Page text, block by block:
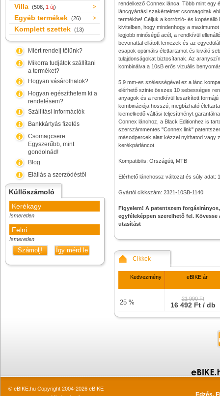
Villa (508, 1 új)
Egyéb termékek (26)
Komplett szettek (13)
Miért rendelj tőlünk?
Mikorra tudjátok szállítani
a terméket?
Hogyan vásárolhatok?
Hogyan egészíthetem ki a
rendelésem?
Szállítási információk
Bankkártyás fizetés
Csomagcsere.
Egyszerűbb, mint
gondolnád!
Blog
Elállás a szerződéstől
Küllőszámoló
Kerékagy
Ismeretlen
Felni
Ismeretlen
Számolj! Így mérd le
rendelkező Connex lánca. Több mint egy
láncgyártási szakértelmet csomagoltak
termékbe! Céljuk a korrózió- és kopásálló
kivitelben, hogy mindenhogy a
legjobb minőségű acél, a rendkívül
bevonattal ellátott lemezek és az
csapok optimális élettartamot és kiváló
tulajdonságokat biztosítanak. Az
kombinálva a 10sB erős vizuális
5,9 mm-es szélességével ez a lánc
elérhető szinte összes 10 sebességes
anyagok és a rendkívül lesarkított formájú
kombinációja hosszú, megbízható
kiemelkedő váltási teljesítményt
Connex lánchoz, a Black Editionhez is
szerszámmentes "Connex link"
másodpercek alatt kézzel nyithatod vagy
kerékpárláncot.
Kompatibilis: Országúti, MTB
Elérhető lánchossz változat és súly adat:
Gyártói cikkszám: 2321-10SB-1140
Figyelem! A patentszem
egyféleképpen szerelhető fel. Kövesse
utasítást
Cikkek
Kedvezmény eBIKE ár
25 % 21 990 Ft
16 492 Ft / db
© eBIKE.hu Copyright 2004-2026 eBIKE
Edzés,